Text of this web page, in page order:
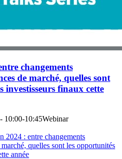
changements
de marché, quelles sont
investisseurs finaux cette
10:00-10:45Webinar
2024 : entre changements
quelles sont les opportunités
année